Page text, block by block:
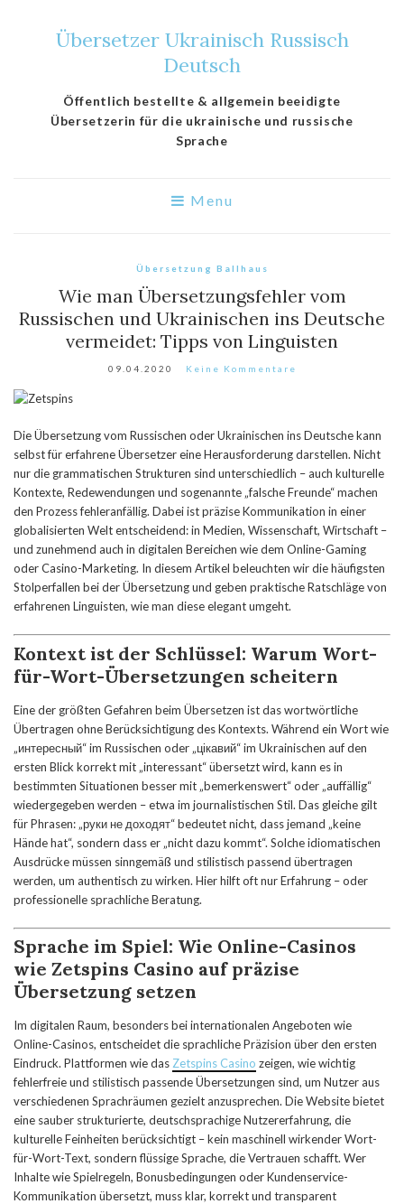
Übersetzer Ukrainisch Russisch
Deutsch
Öffentlich bestellte & allgemein beeidigte
Übersetzerin für die ukrainische und russische
Sprache
Menu
Übersetzung Ballhaus
Wie man Übersetzungsfehler vom
Russischen und Ukrainischen ins Deutsche
vermeidet: Tipps von Linguisten
09.04.2020 Keine Kommentare
Die Übersetzung vom Russischen oder Ukrainischen ins Deutsche kann
selbst für erfahrene Übersetzer eine Herausforderung darstellen. Nicht
nur die grammatischen Strukturen sind unterschiedlich – auch kulturelle
Kontexte, Redewendungen und sogenannte „falsche Freunde“ machen
den Prozess fehleranfällig. Dabei ist präzise Kommunikation in einer
globalisierten Welt entscheidend: in Medien, Wissenschaft, Wirtschaft –
und zunehmend auch in digitalen Bereichen wie dem Online-Gaming
oder Casino-Marketing. In diesem Artikel beleuchten wir die häufigsten
Stolperfallen bei der Übersetzung und geben praktische Ratschläge von
erfahrenen Linguisten, wie man diese elegant umgeht.
Kontext ist der Schlüssel: Warum Wort-
für-Wort-Übersetzungen scheitern
Eine der größten Gefahren beim Übersetzen ist das wortwörtliche
Übertragen ohne Berücksichtigung des Kontexts. Während ein Wort wie
„интересный“ im Russischen oder „цікавий“ im Ukrainischen auf den
ersten Blick korrekt mit „interessant“ übersetzt wird, kann es in
bestimmten Situationen besser mit „bemerkenswert“ oder „auffällig“
wiedergegeben werden – etwa im journalistischen Stil. Das gleiche gilt
für Phrasen: „руки не доходят“ bedeutet nicht, dass jemand „keine
Hände hat“, sondern dass er „nicht dazu kommt“. Solche idiomatischen
Ausdrücke müssen sinngemäß und stilistisch passend übertragen
werden, um authentisch zu wirken. Hier hilft oft nur Erfahrung – oder
professionelle sprachliche Beratung.
Sprache im Spiel: Wie Online-Casinos
wie Zetspins Casino auf präzise
Übersetzung setzen
Im digitalen Raum, besonders bei internationalen Angeboten wie
Online-Casinos, entscheidet die sprachliche Präzision über den ersten
Eindruck. Plattformen wie das Zetspins Casino zeigen, wie wichtig
fehlerfreie und stilistisch passende Übersetzungen sind, um Nutzer aus
verschiedenen Sprachräumen gezielt anzusprechen. Die Website bietet
eine sauber strukturierte, deutschsprachige Nutzererfahrung, die
kulturelle Feinheiten berücksichtigt – kein maschinell wirkender Wort-
für-Wort-Text, sondern flüssige Sprache, die Vertrauen schafft. Wer
Inhalte wie Spielregeln, Bonusbedingungen oder Kundenservice-
Kommunikation übersetzt, muss klar, korrekt und transparent